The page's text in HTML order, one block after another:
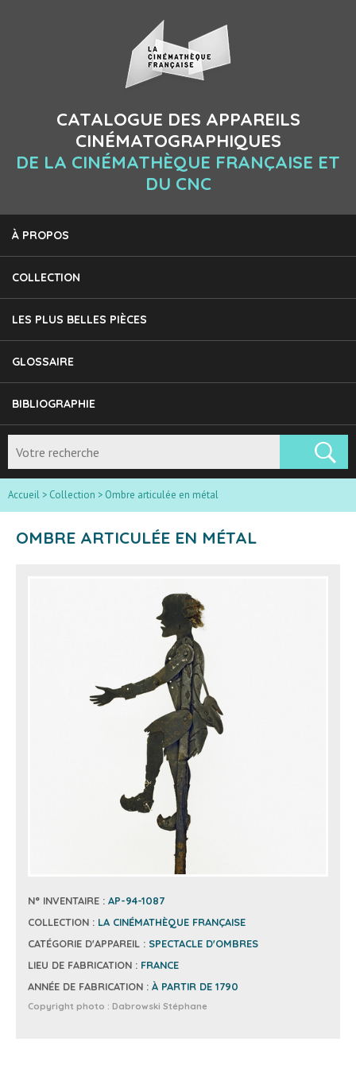
CATALOGUE DES APPAREILS
CINÉMATOGRAPHIQUES
DE LA CINÉMATHÈQUE FRANÇAISE ET
DU CNC
À PROPOS
COLLECTION
LES PLUS BELLES PIÈCES
GLOSSAIRE
BIBLIOGRAPHIE
Accueil > Collection > Ombre articulée en métal
OMBRE ARTICULÉE EN MÉTAL
N° INVENTAIRE : AP-94-1087
COLLECTION : LA CINÉMATHÈQUE FRANÇAISE
CATÉGORIE D'APPAREIL : SPECTACLE D'OMBRES
LIEU DE FABRICATION : FRANCE
ANNÉE DE FABRICATION : À PARTIR DE 1790
Copyright photo : Dabrowski Stéphane